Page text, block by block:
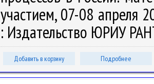
участием, 07-08 апреля
: Издательство ЮРИУ
Добавить в корзину Подробнее